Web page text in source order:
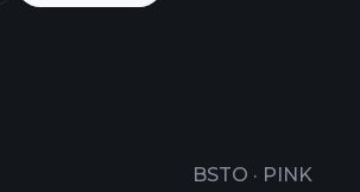
BSTO · PINK